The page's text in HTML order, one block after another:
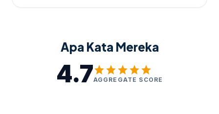
Apa Kata Mereka
4.7starstarstarstarstar
AGGREGATE SCORE